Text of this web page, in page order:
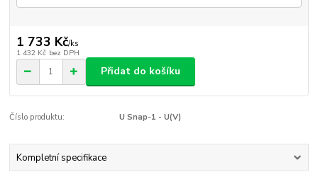
1 733 Kč/ks
1 432 Kč bez DPH
Přidat do košíku
Číslo produktu: U Snap-1 - U(V)
Kompletní specifikace